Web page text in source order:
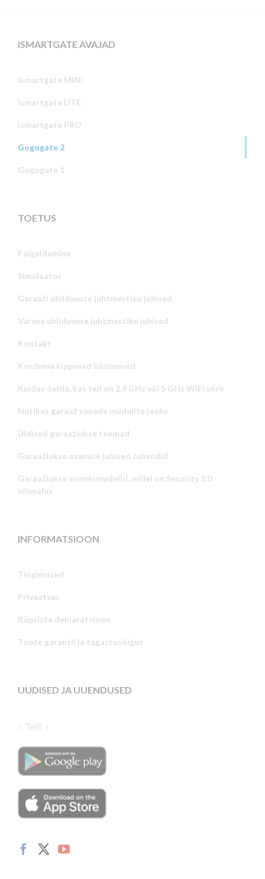
ISMARTGATE AVAJAD
ismartgate MINI
ismartgate LITE
ismartgate PRO
Gogogate 2
Gogogate 1
TOETUS
Paigaldamine
Simulaator
Garaaži ühilduvuse juhtmestiku juhised
Värava ühilduvuse juhtmestiku juhised
Kontakt
Korduma kippuvad küsimused
Kuidas öelda, kas teil on 2,4 GHz või 5 GHz WiFi võrk
Nutikas garaaž vanade mudelite jaoks
Üldised garaažiukse teemad
Garaažiukse avamise juhised Juhendid
Garaažiukse avamismudelid, millel on Security 2.0
võimalus
INFORMATSIOON
Tingimused
Privaatsus
Küpsiste deklaratsioon
Toote garantii ja tagastusõigus
UUDISED JA UUENDUSED
Telli >